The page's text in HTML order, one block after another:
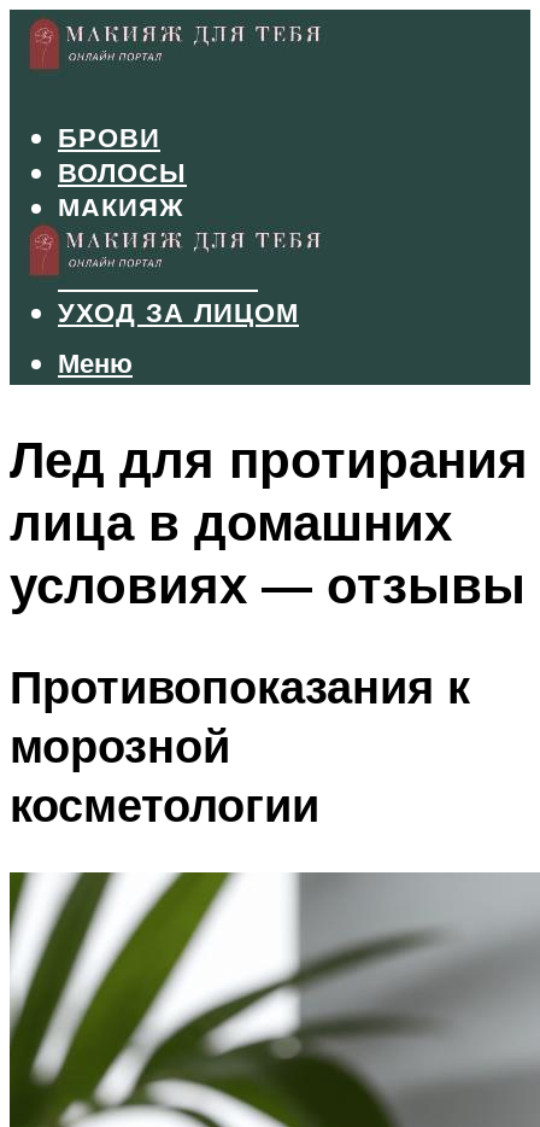
БРОВИ
ВОЛОСЫ
МАКИЯЖ
МАНИКЮР
ТУШЬ И ТЕНИ
УХОД ЗА ЛИЦОМ
Меню
Меню
Лед для протирания
лица в домашних
условиях — отзывы
Противопоказания к
морозной
косметологии